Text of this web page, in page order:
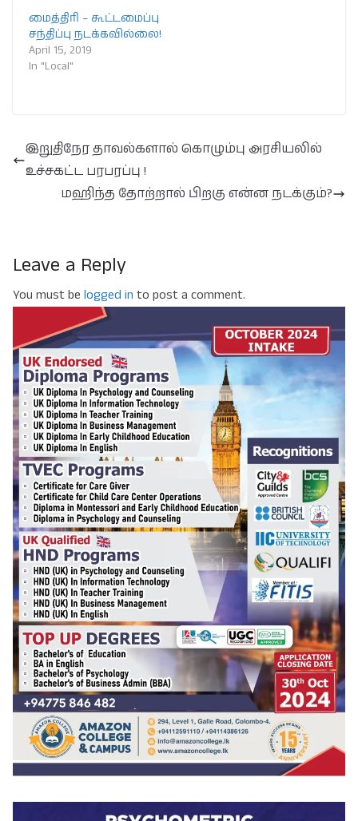
மைத்திரி – கூட்டமைப்பு
சந்திப்பு நடக்கவில்லை!
April 15, 2019
In "Local"
இறுதிநேர தாவல்களால் கொழும்பு அரசியலில்
உச்சகட்ட பரபரப்பு !
மஹிந்த தோற்றால் பிறகு என்ன நடக்கும்?
Leave a Reply
You must be logged in to post a comment.